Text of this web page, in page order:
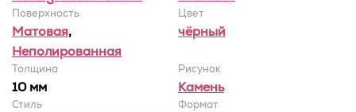
Поверхность
Матовая,
Неполированная
Цвет
чёрный
Толщина
10 мм
Рисунок
Камень
Стиль Формат